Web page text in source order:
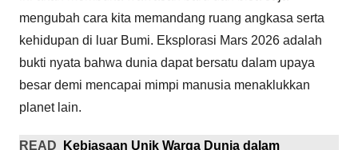
mengubah cara kita memandang ruang angkasa serta
kehidupan di luar Bumi. Eksplorasi Mars 2026 adalah
bukti nyata bahwa dunia dapat bersatu dalam upaya
besar demi mencapai mimpi manusia menaklukkan
planet lain.
READ Kebiasaan Unik Warga Dunia dalam